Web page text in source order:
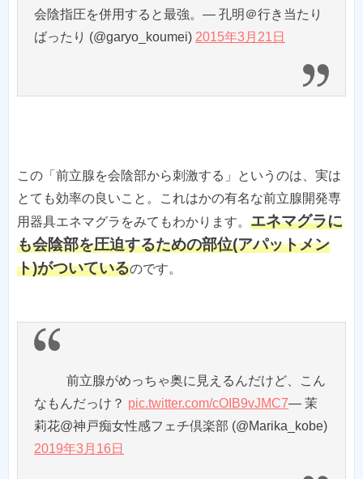
会陰指圧を併用すると最強。— 孔明＠行き当たり
ばったり (@garyo_koumei) 2015年3月21日
この「前立腺を会陰部から刺激する」というのは、実は
とても効率の良いこと。これはかの有名な前立腺開発専
用器具エネマグラをみてもわかります。 エネマグラに
も会陰部を圧迫するための部位(アパットメン
ト)がついているのです。
前立腺がめっちゃ奥に見えるんだけど、こん
なもんだっけ？ pic.twitter.com/cOIB9vJMC7— 茉
莉花@神戸痴女性感フェチ倶楽部 (@Marika_kobe)
2019年3月16日